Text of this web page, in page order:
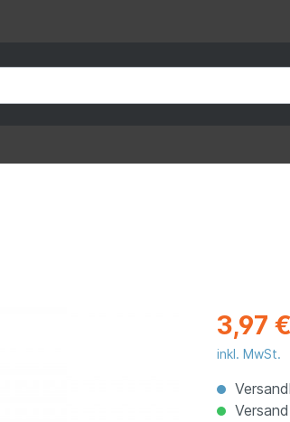
3,97
inkl. MwSt.